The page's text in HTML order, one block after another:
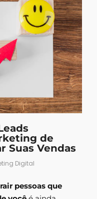
de
Suas Vendas
Digital
pessoas que